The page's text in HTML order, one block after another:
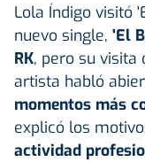
Lola Índigo visitó
nuevo single, 'El
RK, pero su visita
artista habló
momentos más
explicó los
actividad